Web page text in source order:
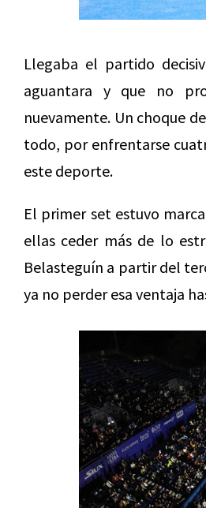
Llegaba el partido
aguantara y que no
nuevamente. Un choque
todo, por enfrentarse
este deporte.
El primer set estuvo
ellas ceder más de lo
Belasteguín a partir del
ya no perder esa ventaja